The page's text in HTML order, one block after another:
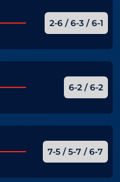
2-6 / 6-3 / 6-1
6-2 / 6-2
7-5 / 5-7 / 6-7